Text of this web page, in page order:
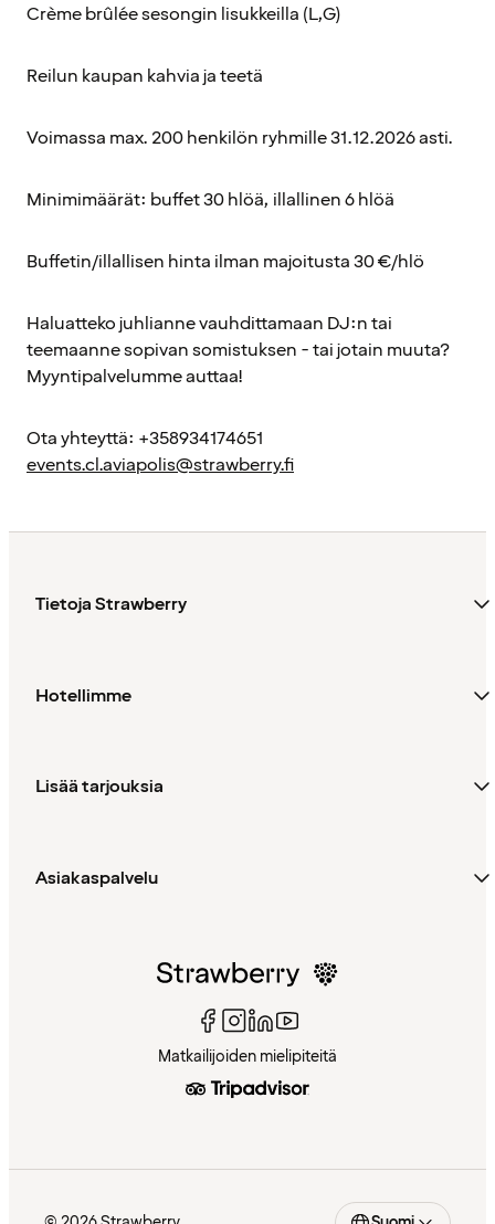
Crème brûlée sesongin lisukkeilla (L,G)
Reilun kaupan kahvia ja teetä
Voimassa max. 200 henkilön ryhmille 31.12.2026 asti.
Minimimäärät: buffet 30 hlöä, illallinen 6 hlöä
Buffetin/illallisen hinta ilman majoitusta 30 €/hlö
Haluatteko juhlianne vauhdittamaan DJ:n tai
teemaanne sopivan somistuksen - tai jotain muuta?
Myyntipalvelumme auttaa!
Ota yhteyttä: +358934174651
events.cl.aviapolis@strawberry.fi
Tietoja Strawberry
Hotellimme
Lisää tarjouksia
Asiakaspalvelu
Matkailijoiden mielipiteitä